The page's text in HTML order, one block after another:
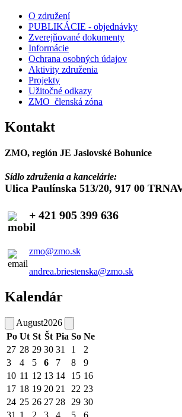
O združení
PUBLIKÁCIE - objednávky
Zverejňované dokumenty
Informácie
Ochrana osobných údajov
Aktivity združenia
Projekty
Užitočné odkazy
ZMO_členská zóna
Kontakt
ZMO, región JE Jaslovské Bohunice
Sídlo združenia a kancelárie:
Ulica Paulínska 513/20, 917 00
+ 421 905 399 636
zmo@zmo.sk
andrea.briestenska@zmo.sk
Kalendár
August2026
Po Ut St Št Pia So Ne
27 28 29 30 31 1
2
3
4 5 6 7 8
9
10 11 12 13 14 15 16
17 18 19 20 21 22 23
24 25 26 27 28 29 30